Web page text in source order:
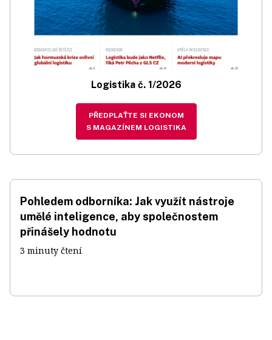
Logistika č. 1/2026
PŘEDPLAŤTE SI EKONOM
S MAGAZÍNEM LOGISTIKA
Pohledem odborníka: Jak využít nástroje
umělé inteligence, aby společnostem
přinášely hodnotu
3 minuty čtení